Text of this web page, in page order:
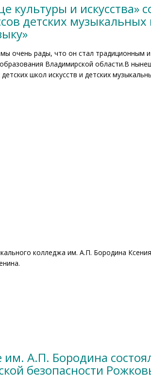
и искусства»
детских
очень рады, что он стал традиционным
Владимирской области.В
школ искусств и детских
колледжа им. А.П. Бородина
А.П. Бородина
безопасности